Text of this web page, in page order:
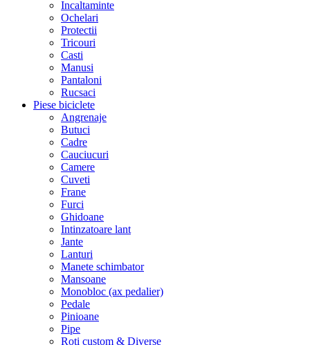
Incaltaminte
Ochelari
Protectii
Tricouri
Casti
Manusi
Pantaloni
Rucsaci
Piese biciclete
Angrenaje
Butuci
Cadre
Cauciucuri
Camere
Cuveti
Frane
Furci
Ghidoane
Intinzatoare lant
Jante
Lanturi
Manete schimbator
Mansoane
Monobloc (ax pedalier)
Pedale
Pinioane
Pipe
Roti custom & Diverse